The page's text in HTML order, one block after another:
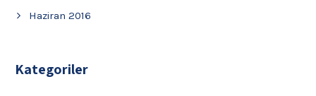
Haziran 2016
Kategoriler